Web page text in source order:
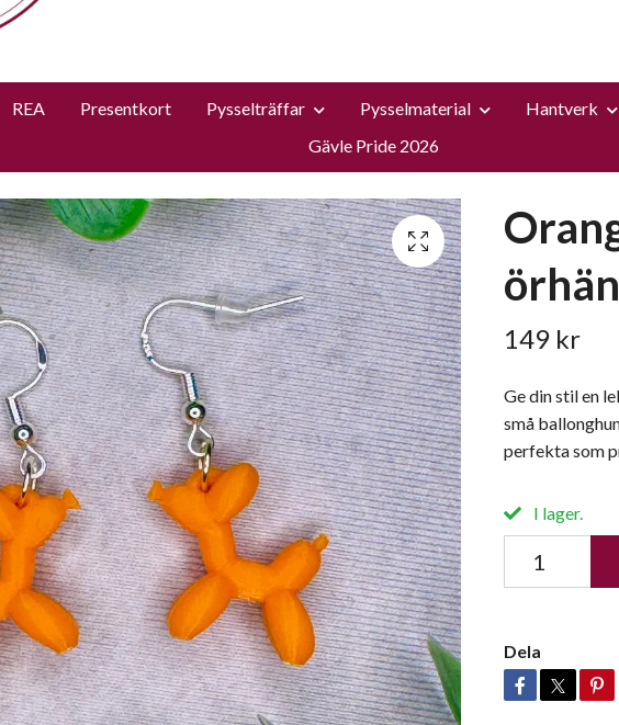
REA Presentkort Pysselträffar Pysselmaterial Hantverk
Gävle Pride 2026
149 kr
Ge din stil en
små
perfekta som
I lager.
Dela